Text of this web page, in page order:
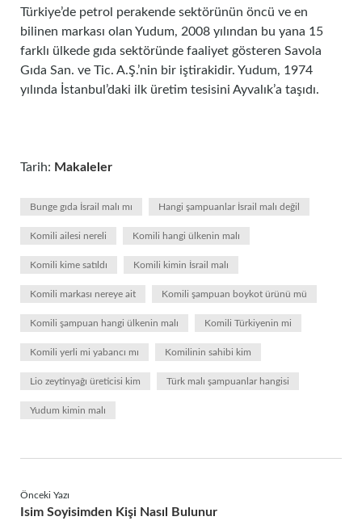
Türkiye’de petrol perakende sektörünün öncü ve en
bilinen markası olan Yudum, 2008 yılından bu yana 15
farklı ülkede gıda sektöründe faaliyet gösteren Savola
Gıda San. ve Tic. A.Ş.’nin bir iştirakidir. Yudum, 1974
yılında İstanbul’daki ilk üretim tesisini Ayvalık’a taşıdı.
Tarih: Makaleler
Bunge gıda İsrail malı mı Hangi şampuanlar İsrail malı değil
Komili ailesi nereli Komili hangi ülkenin malı
Komili kime satıldı Komili kimin İsrail malı
Komili markası nereye ait Komili şampuan boykot ürünü mü
Komili şampuan hangi ülkenin malı Komili Türkiyenin mi
Komili yerli mi yabancı mı Komilinin sahibi kim
Lio zeytinyağı üreticisi kim Türk malı şampuanlar hangisi
Yudum kimin malı
Önceki Yazı
Isim Soyisimden Kişi Nasıl Bulunur